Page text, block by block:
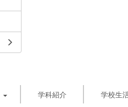
学科紹介 学校生